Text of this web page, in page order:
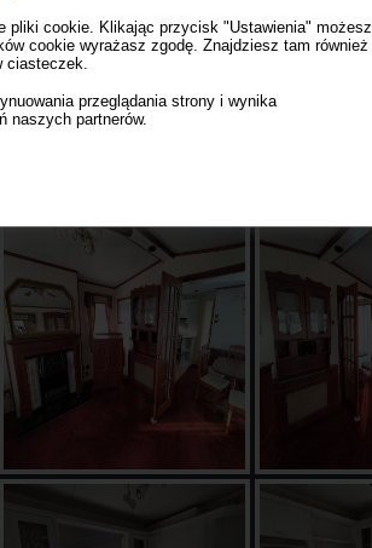
cookie. Klikając przycisk "Ustawienia" możesz
cookie wyrażasz zgodę. Znajdziesz tam również
przeglądania strony i wynika
naszych partnerów.